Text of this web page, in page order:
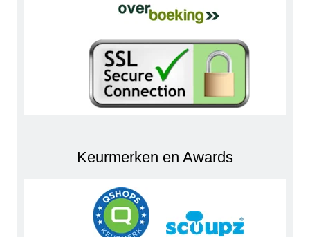
Keurmerken en Awards